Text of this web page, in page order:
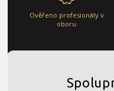
Ověřeno profesionály v
oboru